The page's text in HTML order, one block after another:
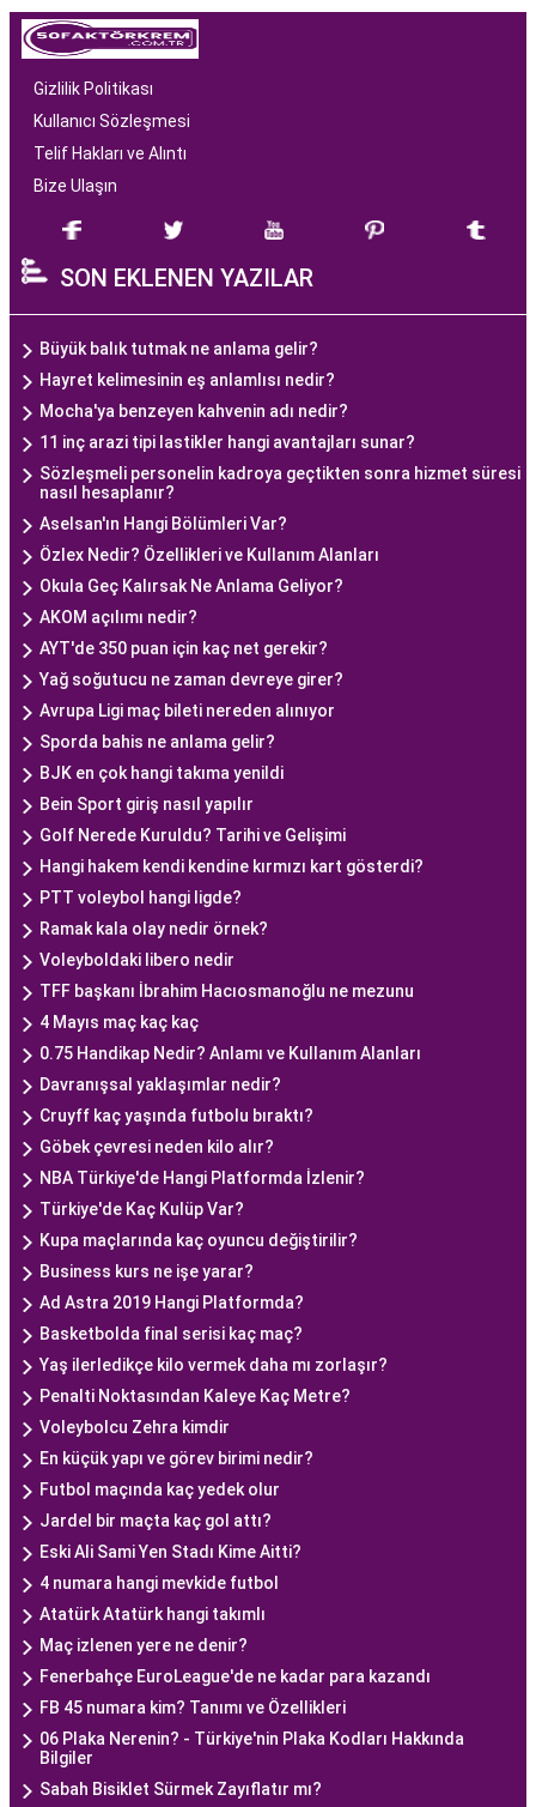
Gizlilik Politikası
Kullanıcı Sözleşmesi
Telif Hakları ve Alıntı
Bize Ulaşın
SON EKLENEN YAZILAR
Büyük balık tutmak ne anlama gelir?
Hayret kelimesinin eş anlamlısı nedir?
Mocha'ya benzeyen kahvenin adı nedir?
11 inç arazi tipi lastikler hangi avantajları sunar?
Sözleşmeli personelin kadroya geçtikten sonra hizmet süresi
nasıl hesaplanır?
Aselsan'ın Hangi Bölümleri Var?
Özlex Nedir? Özellikleri ve Kullanım Alanları
Okula Geç Kalırsak Ne Anlama Geliyor?
AKOM açılımı nedir?
AYT'de 350 puan için kaç net gerekir?
Yağ soğutucu ne zaman devreye girer?
Avrupa Ligi maç bileti nereden alınıyor
Sporda bahis ne anlama gelir?
BJK en çok hangi takıma yenildi
Bein Sport giriş nasıl yapılır
Golf Nerede Kuruldu? Tarihi ve Gelişimi
Hangi hakem kendi kendine kırmızı kart gösterdi?
PTT voleybol hangi ligde?
Ramak kala olay nedir örnek?
Voleyboldaki libero nedir
TFF başkanı İbrahim Hacıosmanoğlu ne mezunu
4 Mayıs maç kaç kaç
0.75 Handikap Nedir? Anlamı ve Kullanım Alanları
Davranışsal yaklaşımlar nedir?
Cruyff kaç yaşında futbolu bıraktı?
Göbek çevresi neden kilo alır?
NBA Türkiye'de Hangi Platformda İzlenir?
Türkiye'de Kaç Kulüp Var?
Kupa maçlarında kaç oyuncu değiştirilir?
Business kurs ne işe yarar?
Ad Astra 2019 Hangi Platformda?
Basketbolda final serisi kaç maç?
Yaş ilerledikçe kilo vermek daha mı zorlaşır?
Penalti Noktasından Kaleye Kaç Metre?
Voleybolcu Zehra kimdir
En küçük yapı ve görev birimi nedir?
Futbol maçında kaç yedek olur
Jardel bir maçta kaç gol attı?
Eski Ali Sami Yen Stadı Kime Aitti?
4 numara hangi mevkide futbol
Atatürk Atatürk hangi takımlı
Maç izlenen yere ne denir?
Fenerbahçe EuroLeague'de ne kadar para kazandı
FB 45 numara kim? Tanımı ve Özellikleri
06 Plaka Nerenin? - Türkiye'nin Plaka Kodları Hakkında
Bilgiler
Sabah Bisiklet Sürmek Zayıflatır mı?